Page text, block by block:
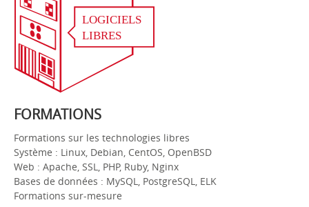
FORMATIONS
Formations sur les technologies libres
Système : Linux, Debian, CentOS, OpenBSD
Web : Apache, SSL, PHP, Ruby, Nginx
Bases de données : MySQL, PostgreSQL, ELK
Formations sur-mesure